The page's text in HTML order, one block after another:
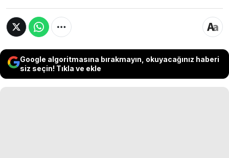
Google algoritmasına bırakmayın, okuyacağınız haberi
siz seçin! Tıkla ve ekle